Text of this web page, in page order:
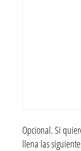
Opcional. Si
llena las